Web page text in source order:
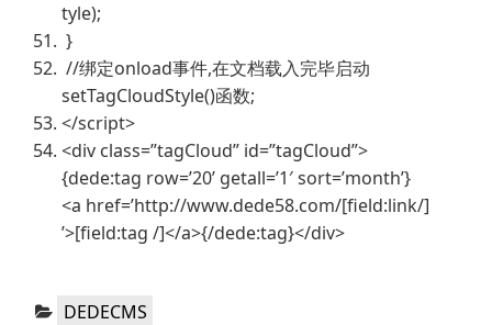
tyle);
}
//绑定onload事件,在文档载入完毕启动
setTagCloudStyle()函数;
</script>
<div class=”tagCloud” id=”tagCloud”>
{dede:tag row=’20’ getall=’1′ sort=’month’}
<a href=’http://www.dede58.com/[field:link/]
’>[field:tag /]</a>{/dede:tag}</div>
分
DEDECMS